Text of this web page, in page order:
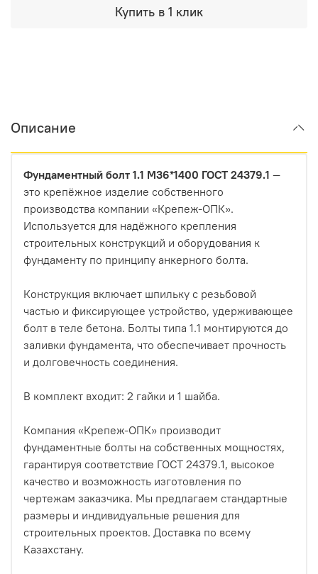
Купить в 1 клик
Описание
Фундаментный болт 1.1 М36*1400 ГОСТ 24379.1 —
это крепёжное изделие собственного
производства компании «Крепеж-ОПК».
Используется для надёжного крепления
строительных конструкций и оборудования к
фундаменту по принципу анкерного болта.
Конструкция включает шпильку с резьбовой
частью и фиксирующее устройство, удерживающее
болт в теле бетона. Болты типа 1.1 монтируются до
заливки фундамента, что обеспечивает прочность
и долговечность соединения.
В комплект входит: 2 гайки и 1 шайба.
Компания «Крепеж-ОПК» производит
фундаментные болты на собственных мощностях,
гарантируя соответствие ГОСТ 24379.1, высокое
качество и возможность изготовления по
чертежам заказчика. Мы предлагаем стандартные
размеры и индивидуальные решения для
строительных проектов. Доставка по всему
Казахстану.